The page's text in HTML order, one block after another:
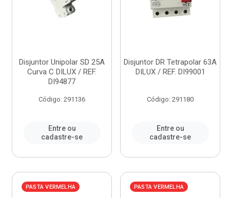
Disjuntor Unipolar SD 25A
Curva C DILUX / REF.
DI94877
Código: 291136
Entre ou
cadastre-se
Disjuntor DR Tetrapolar 63A
DILUX / REF. DI99001
Código: 291180
Entre ou
cadastre-se
PASTA VERMELHA PASTA VERMELHA